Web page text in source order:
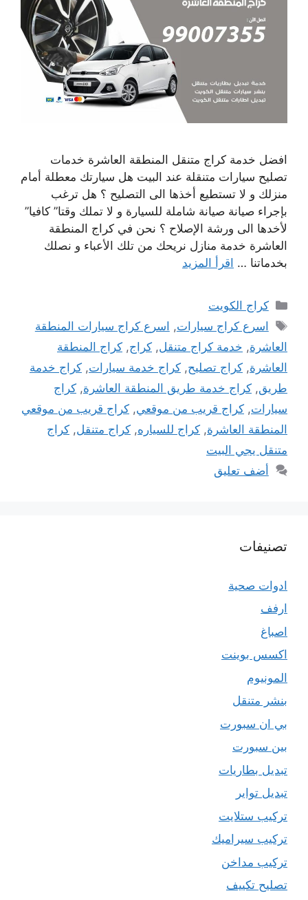
افضل خدمة كراج متنقل المنطقة العاشرة خدمات
تصليح سيارات متنقلة عند البيت هل سيارتك معطلة أمام
منزلك و لا تستطيع أخذها الى التصليح ؟ هل ترغب
بإجراء صيانة صيانة شاملة للسيارة و لا تملك وقتا” كافيا”
لأخدها الى ورشة الإصلاح ؟ نحن في كراج المنطقة
العاشرة خدمة منازل نريحك من تلك الأعباء و نصلك
بخدماتنا … اقرأ المزيد
التصنيفات
كراج الكويت
الوسوم
اسرع كراج سيارات, اسرع كراج سيارات المنطقة
العاشرة, خدمة كراج متنقل, كراج, كراج المنطقة
العاشرة, كراج تصليح, كراج خدمة سيارات, كراج خدمة
طريق, كراج خدمة طريق المنطقة العاشرة, كراج
سيارات, كراج قريب من موقعي, كراج قريب من موقعي
المنطقة العاشرة, كراج للسياره, كراج متنقل, كراج
متنقل يجي البيت
أضف تعليق
تصنيفات
ادوات صحية
ارفف
اصباغ
اكسس بوينت
المونيوم
بنشر متنقل
بي ان سبورت
بين سبورت
تبديل بطاريات
تبديل تواير
تركيب ستلايت
تركيب سيراميك
تركيب مداخن
تصليح تكييف